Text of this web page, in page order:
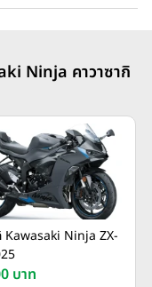
Ninja คาวาซากิ
Kawasaki Ninja ZX-
บาท